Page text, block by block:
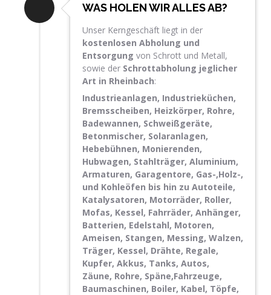
WAS HOLEN WIR ALLES AB?
Unser Kerngeschäft liegt in der
kostenlosen Abholung und
Entsorgung von Schrott und Metall,
sowie der Schrottabholung jeglicher
Art in Rheinbach:
Industrieanlagen, Industrieküchen,
Bremsscheiben, Heizkörper, Rohre,
Badewannen, Schweißgeräte,
Betonmischer, Solaranlagen,
Hebebühnen, Monierenden,
Hubwagen, Stahlträger, Aluminium,
Armaturen, Garagentore, Gas-,Holz-,
und Kohleöfen bis hin zu Autoteile,
Katalysatoren, Motorräder, Roller,
Mofas, Kessel, Fahrräder, Anhänger,
Batterien, Edelstahl, Motoren,
Ameisen, Stangen, Messing, Walzen,
Träger, Kessel, Drähte, Regale,
Kupfer, Akkus, Tanks, Autos,
Zäune, Rohre, Späne,Fahrzeuge,
Baumaschinen, Boiler, Kabel, Töpfe,